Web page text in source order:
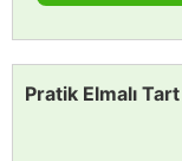
Pratik Elmalı